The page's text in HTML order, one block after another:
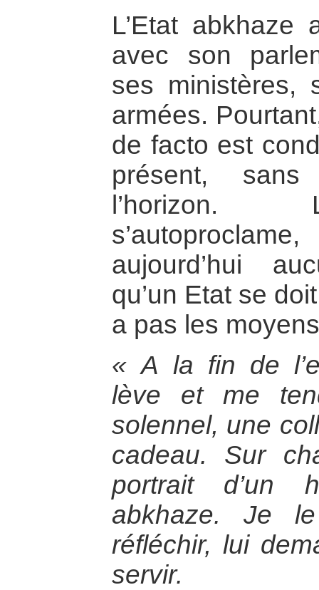
L’Etat abkhaze
avec son
ses ministères,
armées.
de facto est
présent,
l’horizon.
aujourd’hui
qu’un Etat se
a pas les
« A la fin de
lève et me
solennel, une
cadeau. Sur
portrait d’un
abkhaze. Je
réfléchir, lui
servir.